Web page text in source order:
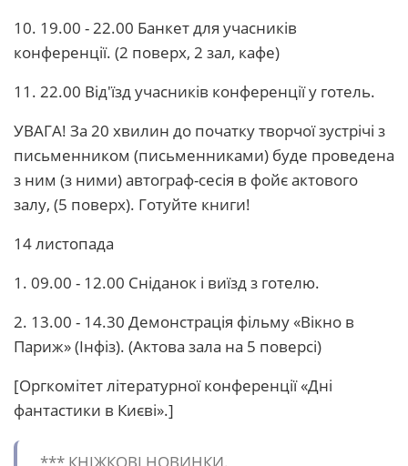
10. 19.00 - 22.00 Банкет для учасників
конференції. (2 поверх, 2 зал, кафе)
11. 22.00 Від'їзд учасників конференції у готель.
УВАГА! За 20 хвилин до початку творчої зустрічі з
письменником (письменниками) буде проведена
з ним (з ними) автограф-сесія в фойє актового
залу, (5 поверх). Готуйте книги!
14 листопада
1. 09.00 - 12.00 Сніданок і виїзд з готелю.
2. 13.00 - 14.30 Демонстрація фільму «Вікно в
Париж» (Інфіз). (Актова зала на 5 поверсі)
[Оргкомітет літературної конференції «Дні
фантастики в Києві».]